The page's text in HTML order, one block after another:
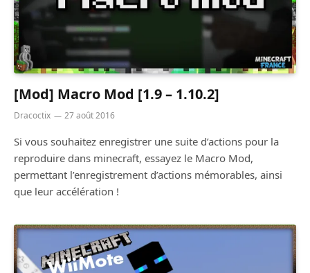
[Mod] Macro Mod [1.9 – 1.10.2]
Dracoctix 27 août 2016
Si vous souhaitez enregistrer une suite d’actions pour la
reproduire dans minecraft, essayez le Macro Mod,
permettant l’enregistrement d’actions mémorables, ainsi
que leur accélération !